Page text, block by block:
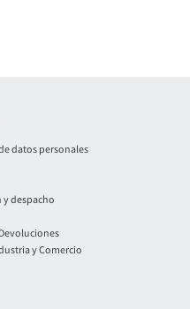
datos personales
despacho
y Comercio